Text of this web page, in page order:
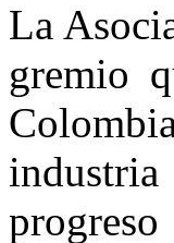
La
gremio